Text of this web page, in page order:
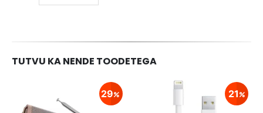
TUTVU KA NENDE TOODETEGA
29 21